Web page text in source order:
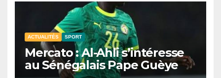
ACTUALITÉS SPORT
Mercato : Al-Ahli s’intéresse
au Sénégalais Pape Guèye